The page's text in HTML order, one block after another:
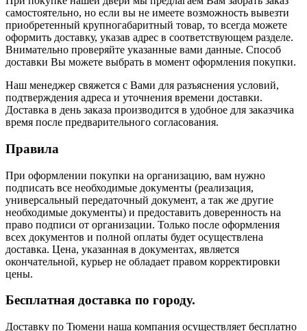
самостоятельно, но если вы не имеете возможность вывезти
приобретенный крупногабаритный товар, то всегда можете
оформить доставку, указав адрес в соответствующем разделе.
Внимательно проверяйте указанные вами данные. Способ
доставки Вы можете выбрать в момент оформления покупки.
Наш менеджер свяжется с Вами для разъяснения условий,
подтверждения адреса и уточнения времени доставки.
Доставка в день заказа производится в удобное для заказчика
время после предварительного согласования.
Правила
При оформлении покупки на организацию, вам нужно
подписать все необходимые документы (реализация,
универсальный передаточный документ, а так же другие
необходимые документы) и предоставить доверенность на
право подписи от организации. Только после оформления
всех документов и полной оплаты будет осуществлена
доставка. Цена, указанная в документах, является
окончательной, курьер не обладает правом корректировки
цены.
Бесплатная доставка по городу.
Доставку по Тюмени наша компания осуществляет бесплатно